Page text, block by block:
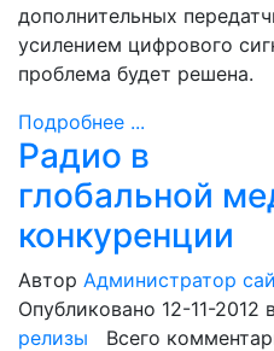
дополнительных
усилением цифрового
проблема будет решена.
Подробнее ...
Радио в
глобальной
конкуренции
Автор Администратор
Опубликовано 12-11-2012
релизы Всего